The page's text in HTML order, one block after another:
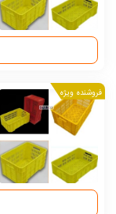
فروشنده ویژه